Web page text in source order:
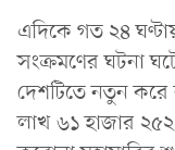
এদিকে গত ২৪
সংক্রমণের ঘটনা
দেশটিতে নতুন করে
লাখ ৬১ হাজার